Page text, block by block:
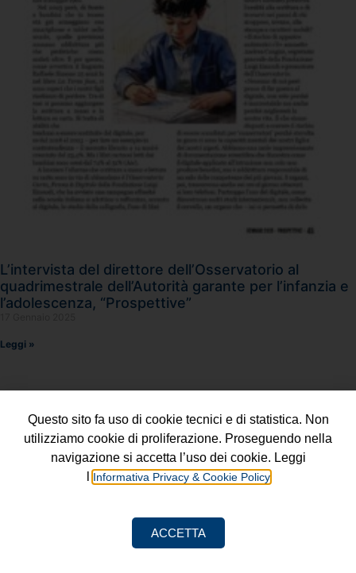
L’intervista del direttore dell’Osservatorio al
quadrimestrale dell’Autorità garante per l’infanzia e
l’adolescenza, “Prospettive”
Leggi »
Fondazione Luigi Einaudi ETS
Questo sito fa uso di cookie tecnici e di statistica. Non
utilizziamo cookie di proliferazione. Proseguendo nella
navigazione si accetta l’uso dei cookie. Leggi
Informativa Privacy & Cookie Policy
ACCETTA